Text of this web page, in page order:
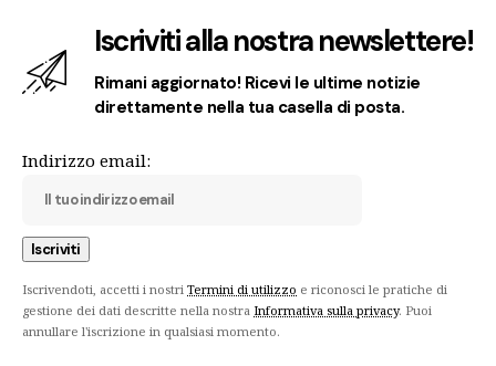
Iscriviti alla nostra newslettere!
Rimani aggiornato! Ricevi le ultime notizie
direttamente nella tua casella di posta.
Indirizzo email:
Iscrivendoti, accetti i nostri Termini di utilizzo e riconosci le pratiche di
gestione dei dati descritte nella nostra Informativa sulla privacy. Puoi
annullare l'iscrizione in qualsiasi momento.